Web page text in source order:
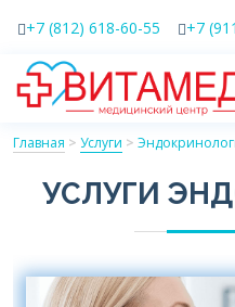
+7 (812) 618-60-55 +7
Главная > Услуги >
УСЛУГИ